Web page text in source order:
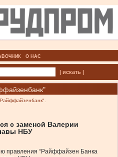
О НАС
| искать |
с заменой Валерии
НБУ
правления “Райффайзен Банка